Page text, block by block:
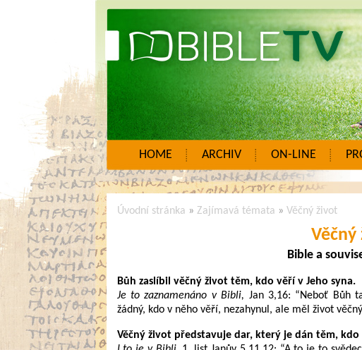
HOME ARCHIV ON-LINE
Úvodní stránka » Zajímavá témata » Věčný život
Věčný
Bible a
Bůh zaslíbil věčný život těm, kdo věří v Jeho syna.
Je to zaznamenáno v Bibli, Jan 3,16: “Neboť Bůh
žádný, kdo v něho věří, nezahynul, ale měl život
Věčný život představuje dar, který je dán těm, kdo